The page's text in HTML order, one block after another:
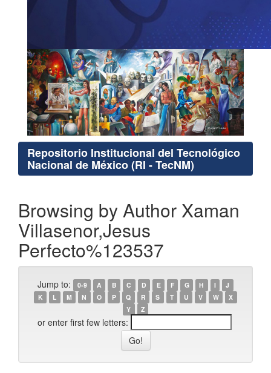
Repositorio Institucional del Tecnológico
Nacional de México (RI - TecNM)
Browsing by Author Xaman
Villasenor,Jesus
Perfecto%123537
Jump to: 0-9 A B C D E F G H I
J
K
L M N O P Q R S T U V W
X
Y
Z
or enter first few letters: